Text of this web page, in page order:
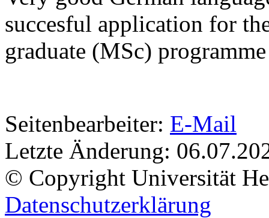
succesful application for
graduate (MSc)
Seitenbearbeiter: E-Mail
Letzte Änderung:
© Copyright Universität
Datenschutzerklärung